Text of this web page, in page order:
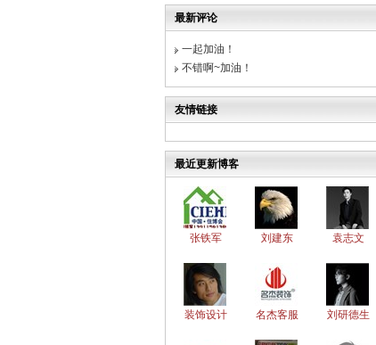
最新评论
一起加油！
不错啊~加油！
友情链接
最近更新博客
张铁军 刘建东 袁志文
装饰设计 名杰客服 刘研德生